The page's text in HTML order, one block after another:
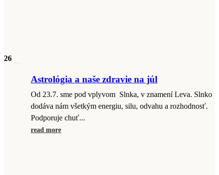
26
Astrológia a naše zdravie na júl
Od 23.7. sme pod vplyvom Slnka, v znamení Leva. Slnko
dodáva nám všetkým energiu, silu, odvahu a rozhodnosť.
Podporuje chuť...
read more